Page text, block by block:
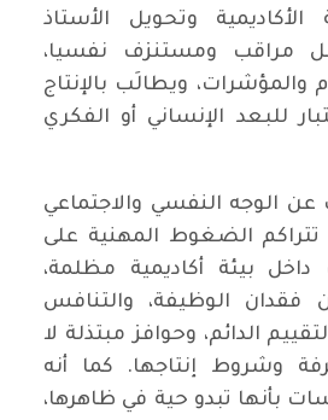
الأكاديمية وتحويل الأستاذ
مراقب ومستنزف نفسيا،
والمؤشرات، ويطالَب بالإنتاج
للبعد الإنساني أو الفكري
الوجه النفسي والاجتماعي
تتراكم الضغوط المهنية على
داخل بيئة أكاديمية مظلمة،
فقدان الوظيفة، والتنافس
الدائم، وحوافز مبتذلة لا
وشروط إنتاجها. كما أنه
بأنها تبدو حية في ظاهرها،